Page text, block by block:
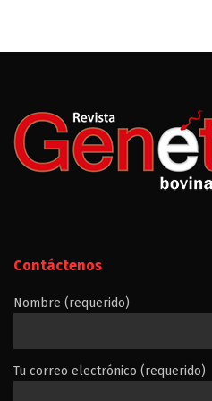
Contáctenos
Nombre (requerido)
Tu correo electrónico (requerido)